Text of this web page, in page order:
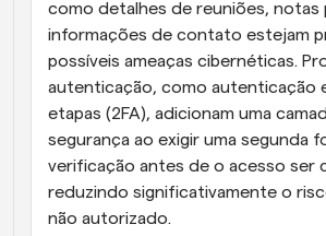
como detalhes de reuniões, notas
informações de contato estejam
possíveis ameaças cibernéticas.
autenticação, como autenticação
etapas (2FA), adicionam uma
segurança ao exigir uma segunda
verificação antes de o acesso ser
reduzindo significativamente o
não autorizado.